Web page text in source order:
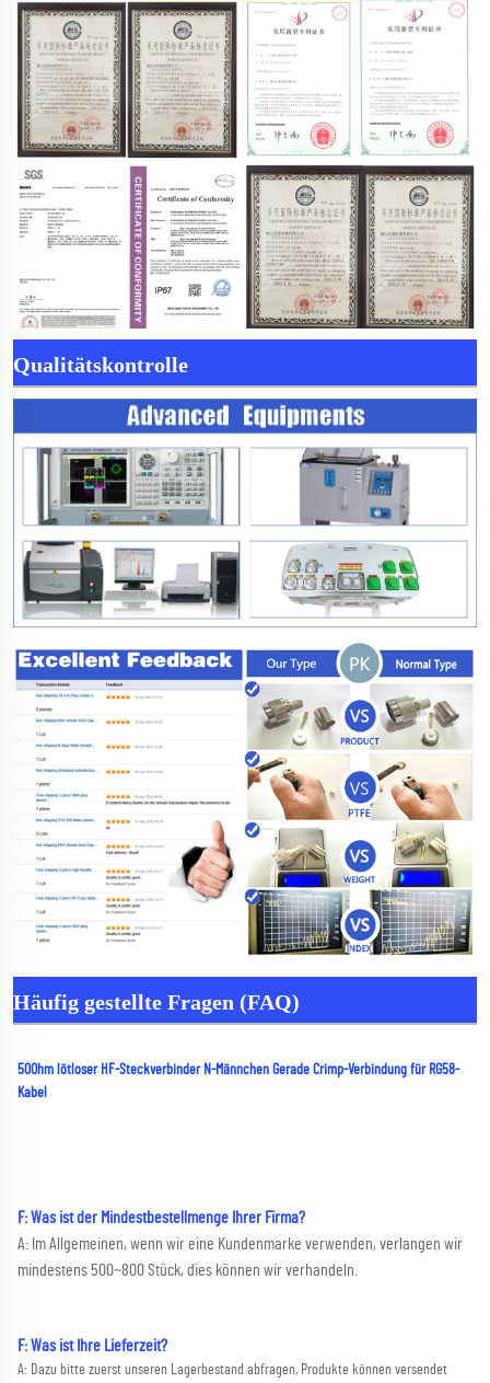
Qualitätskontrolle
Häufig gestellte Fragen (FAQ)
50Ohm lötloser HF-Steckverbinder N-Männchen Gerade Crimp-Verbindung für RG58-
Kabel
F: Was ist der Mindestbestellmenge Ihrer Firma?
A: Im Allgemeinen, wenn wir eine Kundenmarke verwenden, verlangen wir
mindestens 500~800 Stück, dies können wir verhandeln.
F: Was ist Ihre Lieferzeit?
A: Dazu bitte zuerst unseren Lagerbestand abfragen, Produkte können versendet